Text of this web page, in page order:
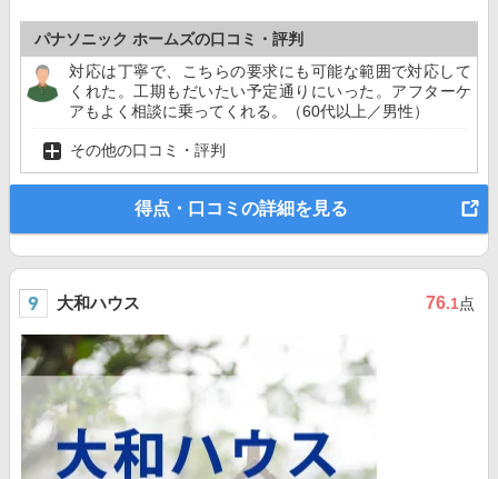
パナソニック ホームズの口コミ・評判
対応は丁寧で、こちらの要求にも可能な範囲で対応して
くれた。工期もだいたい予定通りにいった。アフターケ
アもよく相談に乗ってくれる。（60代以上／男性）
その他の口コミ・評判
得点・口コミの詳細を見る
大和ハウス 76.1点